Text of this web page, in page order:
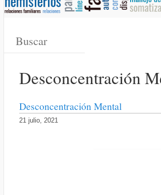
Desconcentración
Desconcentración Mental
21 julio, 2021